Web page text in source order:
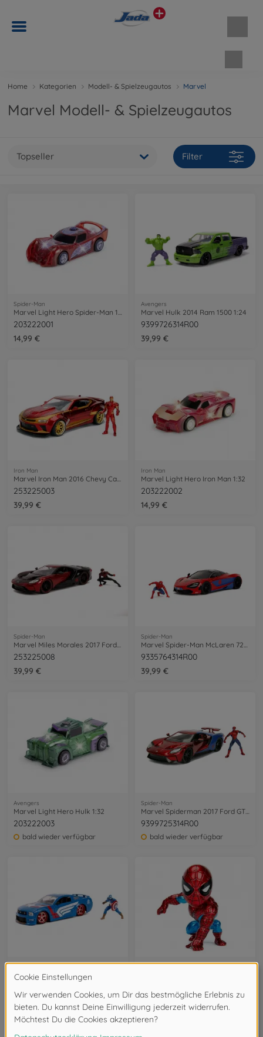
Home Kategorien Modell- & Spielzeugautos Marvel
Marvel Modell- & Spielzeugautos
Topseller Filter
Spider-Man
Marvel Light Hero Spider-Man 1:32
203222001
14,99 €
Avengers
Marvel Hulk 2014 Ram 1500 1:24
9399726314R00
39,99 €
Iron Man
253225003
39,99 €
Iron Man
Marvel Light Hero Iron Man 1:32
203222002
14,99 €
Spider-Man
Marvel Miles Morales 2017 Ford GT 1:24
253225008
39,99 €
Spider-Man
Marvel Spider-Man McLaren 720S 1:24
9335764314R00
39,99 €
Avengers
Marvel Light Hero Hulk 1:32
203222003
bald wieder verfügbar
Spider-Man
9399725314R00
bald wieder verfügbar
im Handel erhältlich